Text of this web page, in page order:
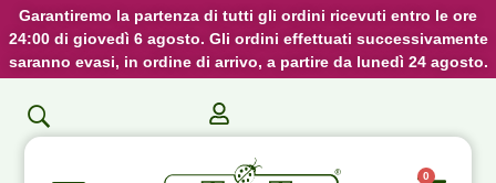
Garantiremo la partenza di tutti gli ordini ricevuti entro le ore
24:00 di giovedì 6 agosto. Gli ordini effettuati successivamente
saranno evasi, in ordine di arrivo, a partire da lunedì 24 agosto.
0